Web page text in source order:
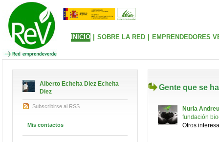
INICIO SOBRE LA RED EMPRENDEDORES
Alberto Echeita Diez Echeita
Diez
Subscribirse al RSS
Mis contactos
Gente que se
Nuria Andreu
fundación
Otros